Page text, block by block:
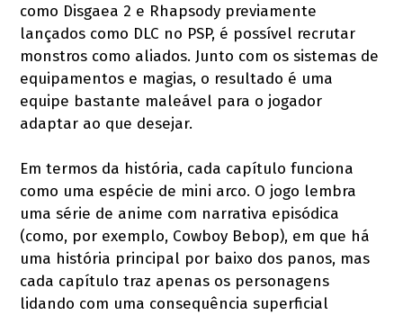
como Disgaea 2 e Rhapsody previamente
lançados como DLC no PSP, é possível recrutar
monstros como aliados. Junto com os sistemas de
equipamentos e magias, o resultado é uma
equipe bastante maleável para o jogador
adaptar ao que desejar.
Em termos da história, cada capítulo funciona
como uma espécie de mini arco. O jogo lembra
uma série de anime com narrativa episódica
(como, por exemplo, Cowboy Bebop), em que há
uma história principal por baixo dos panos, mas
cada capítulo traz apenas os personagens
lidando com uma consequência superficial